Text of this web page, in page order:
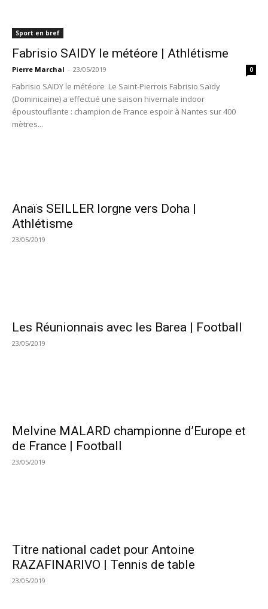
Sport en bref
Fabrisio SAIDY le météore | Athlétisme
Pierre Marchal - 23/05/2019 0
Fabrisio SAIDY le météore Le Saint-Pierrois Fabrisio Saïdy
(Dominicaine) a effectué une saison hivernale indoor
époustouflante : champion de France espoir à Nantes sur 400
mètres...
Anaïs SEILLER lorgne vers Doha |
Athlétisme
23/05/2019
Les Réunionnais avec les Barea | Football
23/05/2019
Melvine MALARD championne d’Europe et
de France | Football
23/05/2019
Titre national cadet pour Antoine
RAZAFINARIVO | Tennis de table
23/05/2019